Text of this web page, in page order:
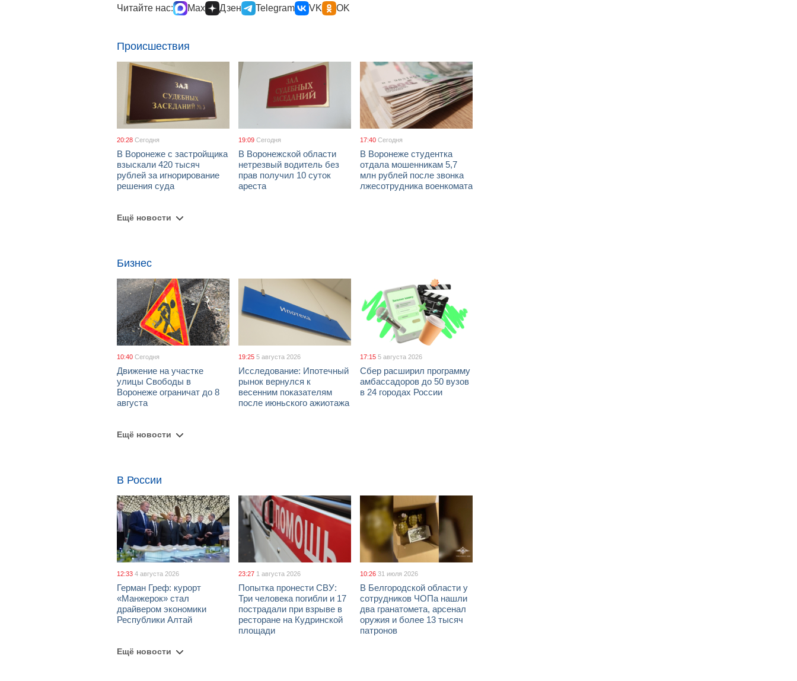
Читайте нас: Max Дзен Telegram VK OK
Происшествия
20:28 Сегодня
В Воронеже с застройщика
взыскали 420 тысяч
рублей за игнорирование
решения суда
19:09 Сегодня
В Воронежской области
нетрезвый водитель без
прав получил 10 суток
ареста
17:40 Сегодня
В Воронеже студентка
отдала мошенникам 5,7
млн рублей после звонка
лжесотрудника военкомата
Ещё новости
Бизнес
10:40 Сегодня
Движение на участке
улицы Свободы в
Воронеже ограничат до 8
августа
19:25 5 августа 2026
Исследование: Ипотечный
рынок вернулся к
весенним показателям
после июньского ажиотажа
17:15 5 августа 2026
Сбер расширил программу
амбассадоров до 50 вузов
в 24 городах России
Ещё новости
В России
12:33 4 августа 2026
Герман Греф: курорт
«Манжерок» стал
драйвером экономики
Республики Алтай
23:27 1 августа 2026
Попытка пронести СВУ:
Три человека погибли и 17
пострадали при взрыве в
ресторане на Кудринской
площади
10:26 31 июля 2026
В Белгородской области у
сотрудников ЧОПа нашли
два гранатомета, арсенал
оружия и более 13 тысяч
патронов
Ещё новости